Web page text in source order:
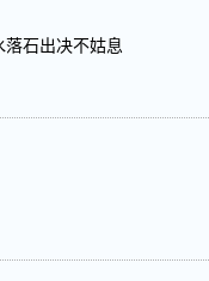
石出决不姑息